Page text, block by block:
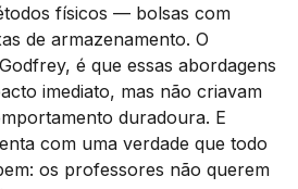
físicos — bolsas com
de armazenamento. O
é que essas abordagens
imediato, mas não criavam
duradoura. E
com uma verdade que todo
os professores não querem